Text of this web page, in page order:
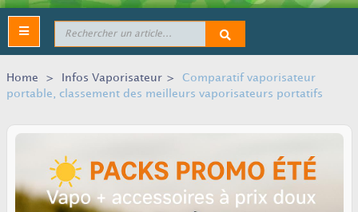
Toggle
navigation
Home > Infos Vaporisateur >
Comparatif vaporisateur
portable, classement des meilleurs vaporisateurs portatifs